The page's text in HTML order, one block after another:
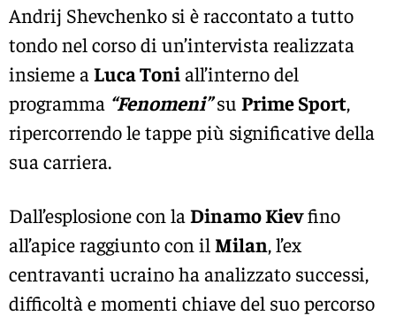
Andrij Shevchenko si è raccontato a tutto
tondo nel corso di un’intervista realizzata
insieme a Luca Toniall’interno del
programma “Fenomeni”su Prime Sport,
ripercorrendo le tappe più significative della
sua carriera.
Dall’esplosione con la Dinamo Kievfino
all’apice raggiunto con il Milan, l’ex
centravanti ucraino ha analizzato successi,
difficoltà e momenti chiave del suo percorso